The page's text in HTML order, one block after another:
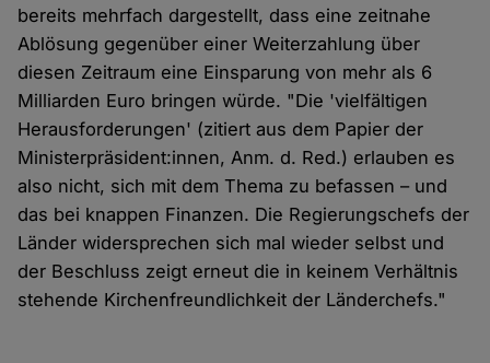
bereits mehrfach dargestellt, dass eine zeitnahe
Ablösung gegenüber einer Weiterzahlung über
diesen Zeitraum eine Einsparung von mehr als 6
Milliarden Euro bringen würde. "Die 'vielfältigen
Herausforderungen' (zitiert aus dem Papier der
Ministerpräsident:innen, Anm. d. Red.) erlauben es
also nicht, sich mit dem Thema zu befassen – und
das bei knappen Finanzen. Die Regierungschefs der
Länder widersprechen sich mal wieder selbst und
der Beschluss zeigt erneut die in keinem Verhältnis
stehende Kirchenfreundlichkeit der Länderchefs."